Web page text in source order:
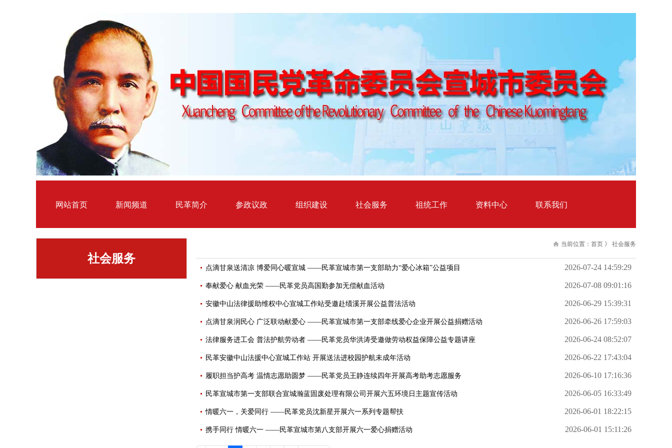
网站首页 新闻频道 民革简介 参政议政 组织建设 社会服务 祖统工作 资料中心 联系我们
社会服务
当前位置： 首页 》 社会服务
2026-07-24 14:59:29
点滴甘泉送清凉 博爱同心暖宣城 ——民革宣城市第一支部助力“爱心冰箱”公益项目
2026-07-08 09:01:16
奉献爱心 献血光荣 ——民革党员高国勤参加无偿献血活动
2026-06-29 15:39:31
安徽中山法律援助维权中心宣城工作站受邀赴绩溪开展公益普法活动
2026-06-26 17:59:03
点滴甘泉润民心 广泛联动献爱心 ——民革宣城市第一支部牵线爱心企业开展公益捐赠活动
2026-06-24 08:52:07
法律服务进工会 普法护航劳动者 ——民革党员华洪涛受邀做劳动权益保障公益专题讲座
2026-06-22 17:43:04
民革安徽中山法援中心宣城工作站 开展送法进校园护航未成年活动
2026-06-10 17:16:36
履职担当护高考 温情志愿助圆梦 ——民革党员王静连续四年开展高考助考志愿服务
2026-06-05 16:33:49
民革宣城市第一支部联合宣城瀚蓝固废处理有限公司开展六五环境日主题宣传活动
2026-06-01 18:22:15
情暖六一，关爱同行 ——民革党员沈新星开展六一系列专题帮扶
2026-06-01 15:11:26
携手同行 情暖六一 ——民革宣城市第八支部开展六一爱心捐赠活动